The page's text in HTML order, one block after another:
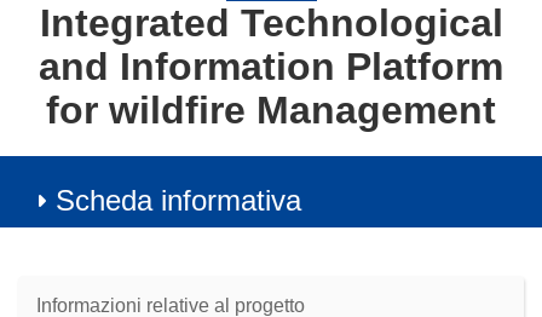
Integrated Technological
and Information Platform
for wildfire Management
Scheda informativa
Informazioni relative al progetto